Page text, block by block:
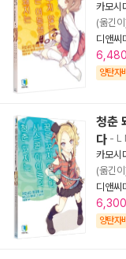
카모시
(옮긴
디앤씨
6,480
양탄자
청춘
다 - L
카모시
(옮긴
디앤씨
6,300
양탄자